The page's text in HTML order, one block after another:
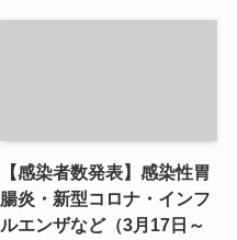
【感染者数発表】感染性胃
腸炎・新型コロナ・インフ
ルエンザなど（3月17日～